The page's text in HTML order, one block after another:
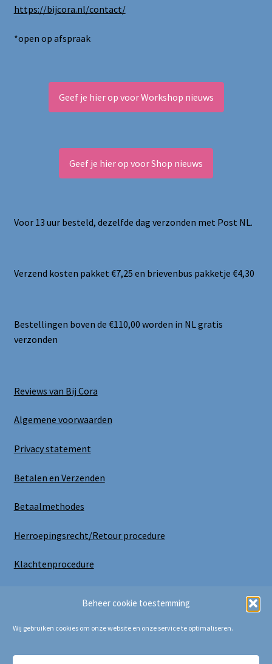
Beheer cookie toestemming
Wij gebruiken cookies om onze website en onze service te optimaliseren.
https://bijcora.nl/contact/
*open op afspraak
Geef je hier op voor Workshop nieuws
Geef je hier op voor Shop nieuws
Voor 13 uur besteld, dezelfde dag verzonden met Post NL.
Verzend kosten pakket €7,25 en brievenbus pakketje €4,30
Bestellingen boven de €110,00 worden in NL gratis
verzonden
Reviews van Bij Cora
Algemene voorwaarden
Privacy statement
Betalen en Verzenden
Betaalmethodes
Herroepingsrecht/Retour procedure
Klachtenprocedure